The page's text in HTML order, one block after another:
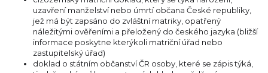
uzavření manželství nebo úmrtí občana České republiky,
jež má být zapsáno do zvláštní matriky, opatřený
náležitými ověřeními a přeložený do českého jazyka (bližší
informace poskytne kterýkoli matriční úřad nebo
zastupitelský úřad)
doklad o státním občanství ČR osoby, které se zápis týká,